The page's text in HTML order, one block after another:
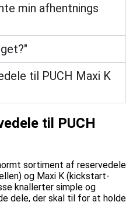
min afhentnings
til PUCH Maxi K
til PUCH
sortiment af reservedele
og Maxi K (kickstart-
knallerter simple og
dele, der skal til for at holde